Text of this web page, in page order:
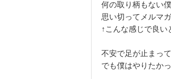
何の取り柄もない
思い切ってメルマ
↑こんな感じで良い
不安で足が止まっ
でも僕はやりたか